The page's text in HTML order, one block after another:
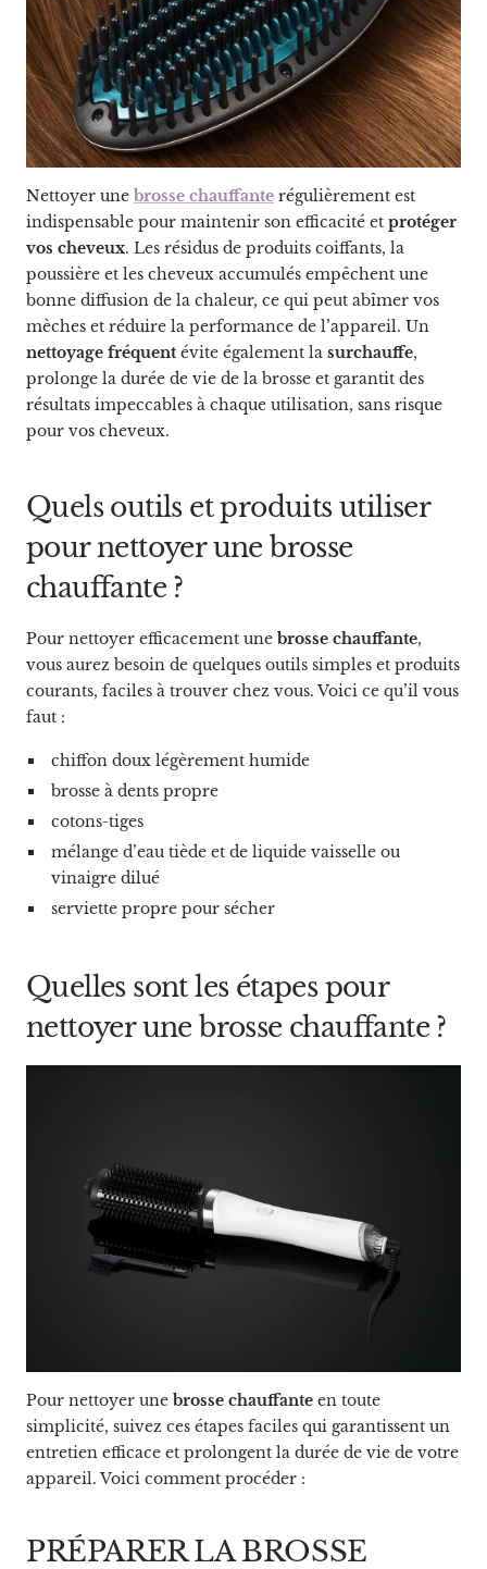
Nettoyer une brosse chauffante régulièrement est
indispensable pour maintenir son efficacité et protéger
vos cheveux. Les résidus de produits coiffants, la
poussière et les cheveux accumulés empêchent une
bonne diffusion de la chaleur, ce qui peut abîmer vos
mèches et réduire la performance de l’appareil. Un
nettoyage fréquent évite également la surchauffe,
prolonge la durée de vie de la brosse et garantit des
résultats impeccables à chaque utilisation, sans risque
pour vos cheveux.
Quels outils et produits utiliser
pour nettoyer une brosse
chauffante ?
Pour nettoyer efficacement une brosse chauffante,
vous aurez besoin de quelques outils simples et produits
courants, faciles à trouver chez vous. Voici ce qu’il vous
faut :
chiffon doux légèrement humide
brosse à dents propre
cotons-tiges
mélange d’eau tiède et de liquide vaisselle ou
vinaigre dilué
serviette propre pour sécher
Quelles sont les étapes pour
nettoyer une brosse chauffante ?
Pour nettoyer une brosse chauffante en toute
simplicité, suivez ces étapes faciles qui garantissent un
entretien efficace et prolongent la durée de vie de votre
appareil. Voici comment procéder :
PRÉPARER LA BROSSE